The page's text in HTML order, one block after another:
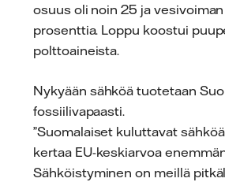
osuus oli noin 25 ja
prosenttia. Loppu koostui
polttoaineista.
Nykyään sähköä tuotetaan
fossiilivapaasti.
”Suomalaiset kuluttavat
kertaa EU-keskiarvoa
Sähköistyminen on meillä